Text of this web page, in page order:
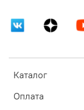
Каталог
Оплата